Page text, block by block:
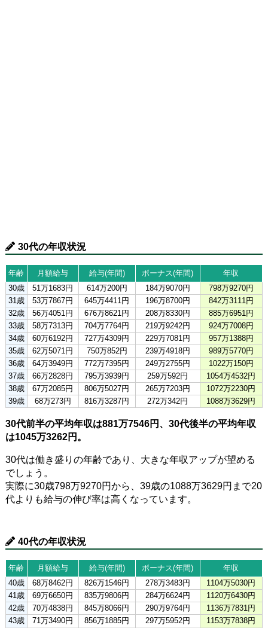
30代の年収状況
年齢 月額給与 給与(年間) ボーナス(年間)
年収
30歳
51万1683円 614万200円 184万9070円
798万9270円
31歳
53万7867円 645万4411円 196万8700円
842万3111円
32歳
56万4051円 676万8621円 208万8330円
885万6951円
33歳
58万7313円 704万7764円 219万9242円
924万7008円
34歳
60万6192円 727万4309円 229万7081円
957万1388円
35歳
62万5071円 750万852円 239万4918円
989万5770円
36歳
64万3949円 772万7395円 249万2755円
1022万150円
37歳
66万2828円 795万3939円 259万592円
1054万4532円
38歳
67万2085円 806万5027円 265万7203円
1072万2230円
39歳
68万273円 816万3287円 272万342円 1088万3629円
30代前半の平均年収は881万7546円、30代後半の平均年収
は1045万3262円。
30代は働き盛りの年齢であり、大きな年収アップが望める
でしょう。
実際に30歳798万9270円から、39歳の1088万3629円まで20
代よりも給与の伸び率は高くなっています。
40代の年収状況
年齢 月額給与 給与(年間) ボーナス(年間)
年収
40歳
68万8462円 826万1546円 278万3483円
1104万5030円
41歳
69万6650円 835万9806円 284万6624円
1120万6430円
42歳
70万4838円 845万8066円 290万9764円
1136万7831円
43歳
71万3490円 856万1885円 297万5952円
1153万7838円